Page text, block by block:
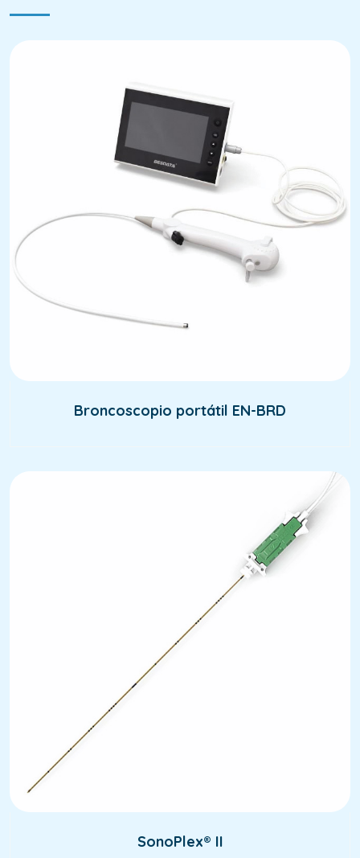
Broncoscopio portátil EN-BRD
SonoPlex® II